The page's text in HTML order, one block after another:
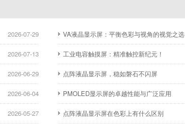
2026-07-29 ​VA液晶显示屏：平衡色彩与视角的视觉之选
2026-07-13 ​工业电容触摸屏：精准触控新纪元！
2026-06-29 点阵液晶显示屏，稳如磐石不闪屏
2026-06-04 PMOLED显示屏的卓越性能与广泛应用
2026-05-27 点阵液晶显示屏在色彩上有什么区别